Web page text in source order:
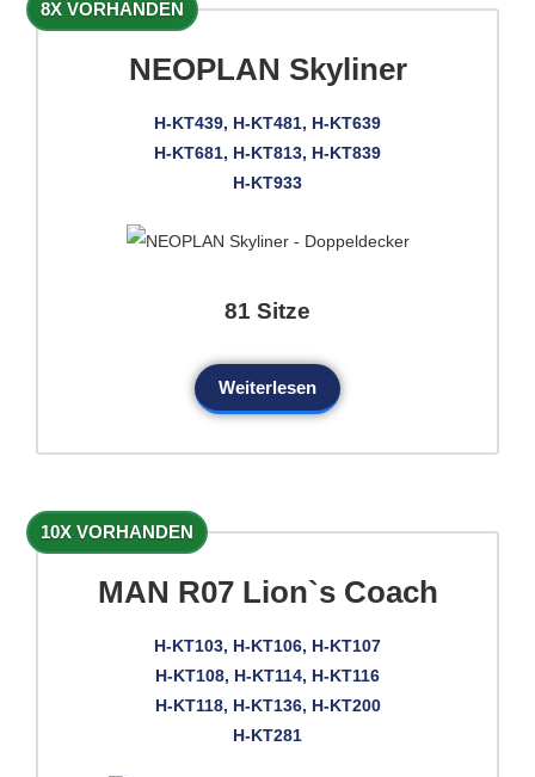
8X VORHANDEN
NEOPLAN Skyliner
H-KT439, H-KT481, H-KT639
H-KT681, H-KT813, H-KT839
H-KT933
81 Sitze
Weiterlesen
10X VORHANDEN
MAN R07 Lion`s Coach
H-KT103, H-KT106, H-KT107
H-KT108, H-KT114, H-KT116
H-KT118, H-KT136, H-KT200
H-KT281